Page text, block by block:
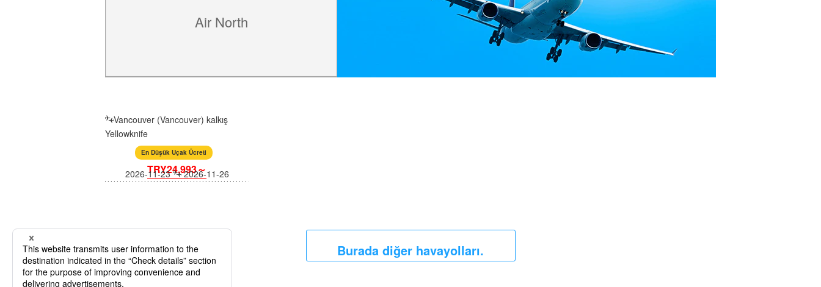
Air North
Vancouver (Vancouver) kalkış
Yellowknife
En Düşük Uçak Ücreti
TRY24,993～
2026-11-23 2026-11-26
Burada diğer havayolları.